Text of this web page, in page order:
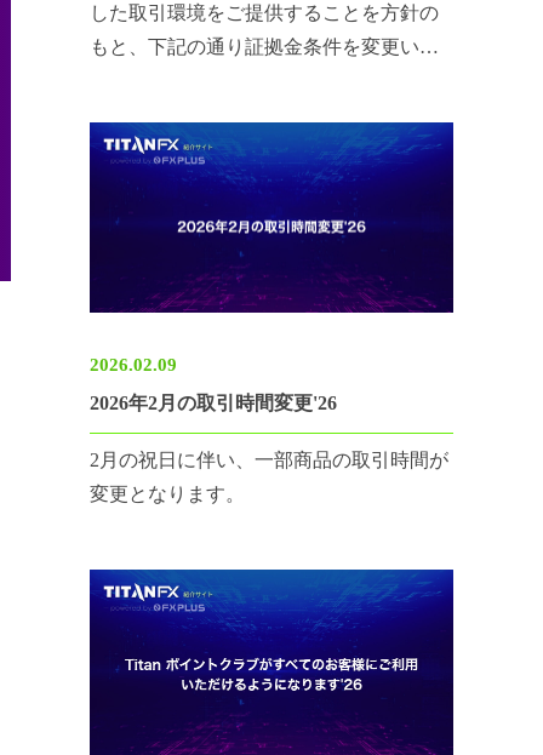
した取引環境をご提供することを方針の
もと、下記の通り証拠金条件を変更いた
2026.02.09
2026年2月の取引時間変更'26
2月の祝日に伴い、一部商品の取引時間が
変更となります。